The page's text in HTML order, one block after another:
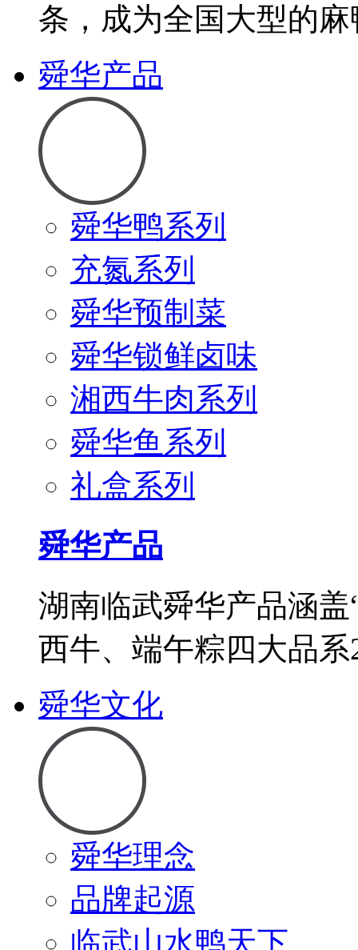
条，成为全国大型的
舜华产品
舜华鸭系列
充氮系列
舜华预制菜
舜华锁鲜卤味
湘西牛肉系列
舜华鱼系列
礼盒系列
舜华产品
湖南临武舜华产品涵
西牛、端午粽四大品
舜华文化
舜华理念
品牌起源
临武山水鸭天下